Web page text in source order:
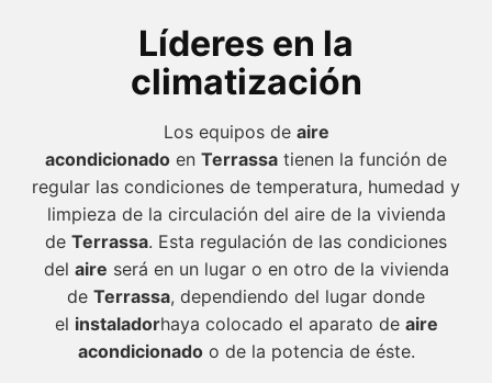
Líderes en la
climatización
Los equipos de aire
acondicionado en Terrassa tienen la función de
regular las condiciones de temperatura, humedad y
limpieza de la circulación del aire de la vivienda
de Terrassa. Esta regulación de las condiciones
del aire será en un lugar o en otro de la vivienda
de Terrassa, dependiendo del lugar donde
el instaladorhaya colocado el aparato de aire
acondicionadoo de la potencia de éste.